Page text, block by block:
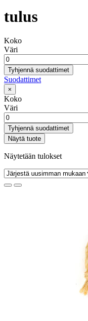
tulus
Koko
Väri
Tyhjennä suodattimet
Suodattimet
×
Koko
Väri
Tyhjennä suodattimet
Näytä tuote
Näytetään tulokset